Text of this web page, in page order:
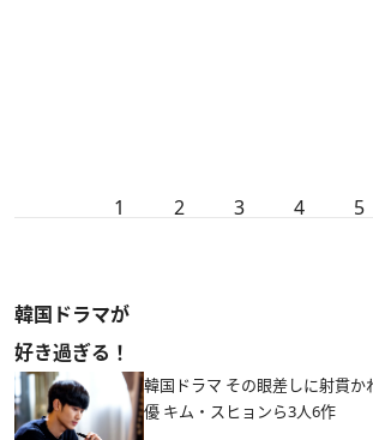
1 2 3 4 5
韓国ドラマが
好き過ぎる！
韓国ドラマ その眼差しに射貫か
優 キム・スヒョンら3人6作